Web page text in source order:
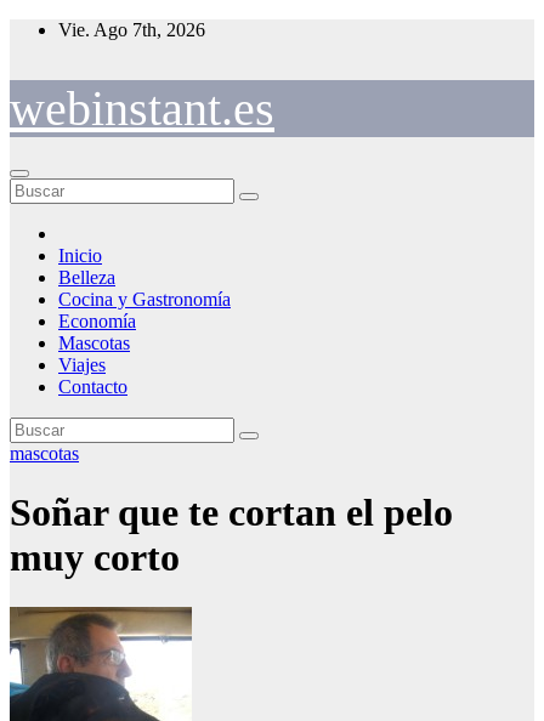
Saltar
Vie. Ago 7th, 2026
webinstant.es
Inicio
Belleza
Cocina y Gastronomía
Economía
Mascotas
Viajes
Contacto
mascotas
Soñar que te cortan el pelo
muy corto